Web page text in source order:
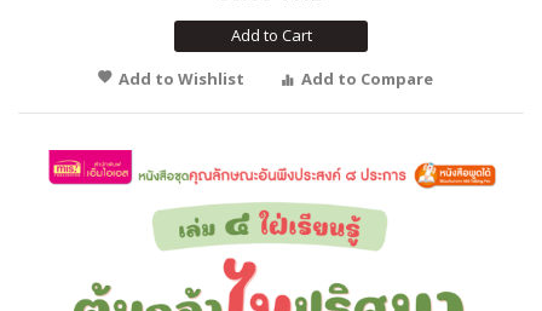
Add to Cart
Add to Wishlist
Add to Compare